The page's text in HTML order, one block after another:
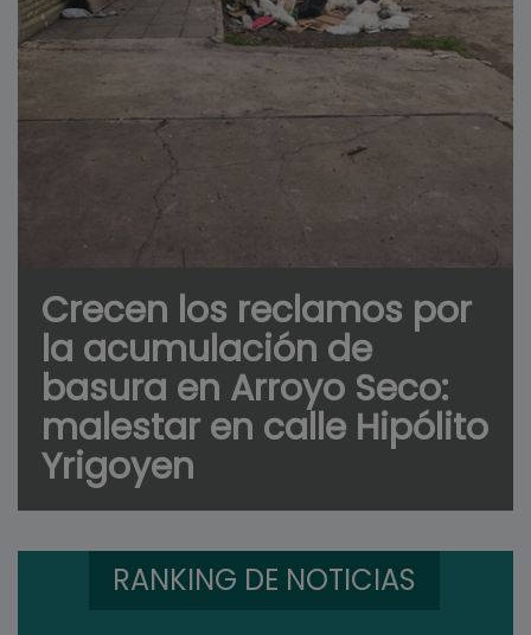
Crecen los reclamos por
la acumulación de
basura en Arroyo Seco:
malestar en calle Hipólito
Yrigoyen
RANKING DE NOTICIAS